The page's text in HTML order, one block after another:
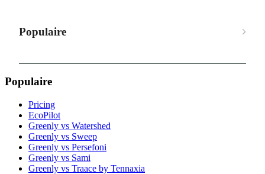
Populaire
Populaire
Pricing
EcoPilot
Greenly vs Watershed
Greenly vs Sweep
Greenly vs Persefoni
Greenly vs Sami
Greenly vs Traace by Tennaxia